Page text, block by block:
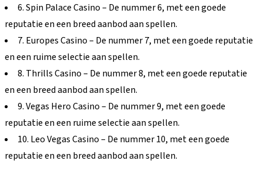
6. Spin Palace Casino – De nummer 6, met een goede
reputatie en een breed aanbod aan spellen.
7. Europes Casino – De nummer 7, met een goede reputatie
en een ruime selectie aan spellen.
8. Thrills Casino – De nummer 8, met een goede reputatie
en een breed aanbod aan spellen.
9. Vegas Hero Casino – De nummer 9, met een goede
reputatie en een ruime selectie aan spellen.
10. Leo Vegas Casino – De nummer 10, met een goede
reputatie en een breed aanbod aan spellen.